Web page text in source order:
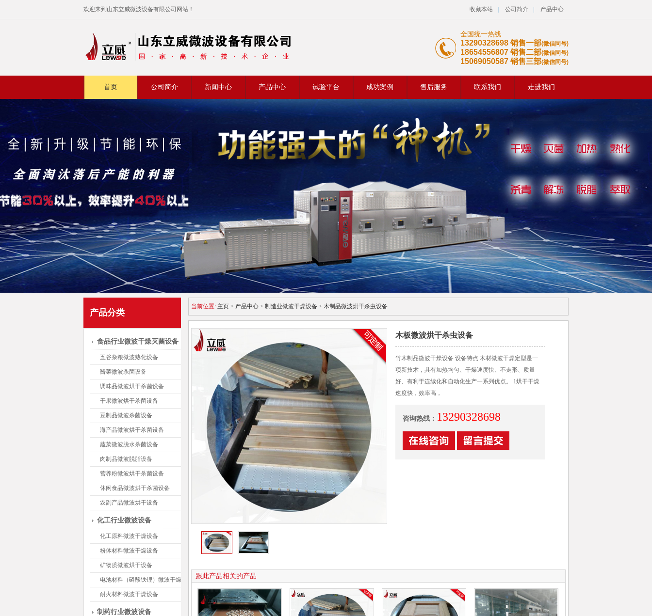
欢迎来到山东立威微波设备有限公司网站！ 收藏本站 公司简介 产品中心
全国统一热线
13290328698 销售一部(微信同号)
18654556807 销售二部(微信同号)
15069050587 销售三部(微信同号)
首页 公司简介 新闻中心 产品中心 试验平台 成功案例 售后服务 联系我们 走进我们
产品分类
食品行业微波干燥灭菌设备
五谷杂粮微波熟化设备
酱菜微波杀菌设备
调味品微波烘干杀菌设备
干果微波烘干杀菌设备
豆制品微波杀菌设备
海产品微波烘干杀菌设备
蔬菜微波脱水杀菌设备
肉制品微波脱脂设备
营养粉微波烘干杀菌设备
休闲食品微波烘干杀菌设备
农副产品微波烘干设备
化工行业微波设备
化工原料微波干燥设备
粉体材料微波干燥设备
矿物质微波烘干设备
电池材料（磷酸铁锂）微波干燥设备
耐火材料微波干燥设备
制药行业微波设备
当前位置: 主页 > 产品中心 > 制造业微波干燥设备 > 木制品微波烘干杀虫设备
木板微波烘干杀虫设备
竹木制品微波干燥设备 设备特点 木材微波干燥定型是一
项新技术，具有加热均匀、干燥速度快、不走形、质量
好、有利于连续化和自动化生产一系列优点。 1烘干干燥
速度快，效率高，
咨询热线： 13290328698
跟此产品相关的产品